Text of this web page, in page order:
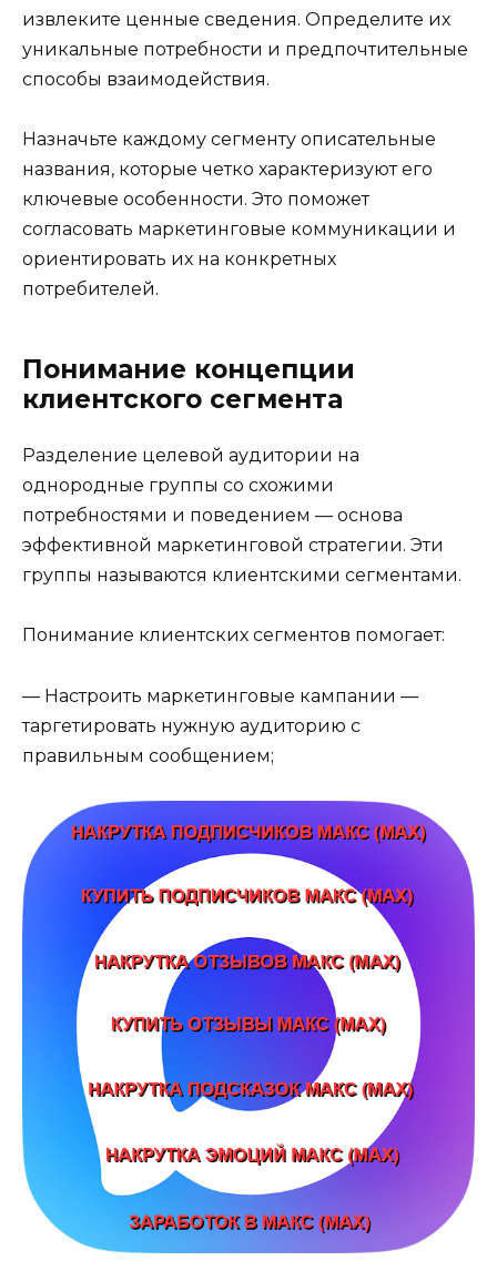
извлеките ценные сведения. Определите их
уникальные потребности и предпочтительные
способы взаимодействия.
Назначьте каждому сегменту описательные
названия, которые четко характеризуют его
ключевые особенности. Это поможет
согласовать маркетинговые коммуникации и
ориентировать их на конкретных
потребителей.
Понимание концепции
клиентского сегмента
Разделение целевой аудитории на
однородные группы со схожими
потребностями и поведением — основа
эффективной маркетинговой стратегии. Эти
группы называются клиентскими сегментами.
Понимание клиентских сегментов помогает:
— Настроить маркетинговые кампании —
таргетировать нужную аудиторию с
правильным сообщением;